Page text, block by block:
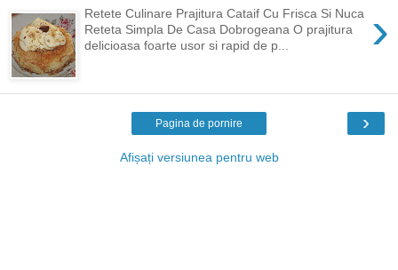
›
Retete Culinare Prajitura Cataif Cu Frisca Si Nuca
Reteta Simpla De Casa Dobrogeana O prajitura
delicioasa foarte usor si rapid de p...
›
Pagina de pornire
Afișați versiunea pentru web